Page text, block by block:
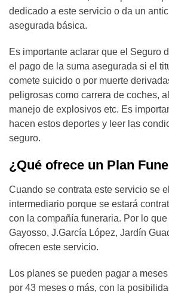
dedicado a este servicio o da un
asegurada básica.
Es importante aclarar que el Seguro
el pago de la suma asegurada si el
comete suicido o por muerte
peligrosas como carrera de coches,
manejo de explosivos etc. Es
hacen estos deportes y leer las
seguro.
¿Qué ofrece un Plan
Cuando se contrata este servicio se
intermediario porque se estará
con la compañía funeraria. Por lo
Gayosso, J.García López, Jardín
ofrecen este servicio.
Los planes se pueden pagar a
por 43 meses o más, con la